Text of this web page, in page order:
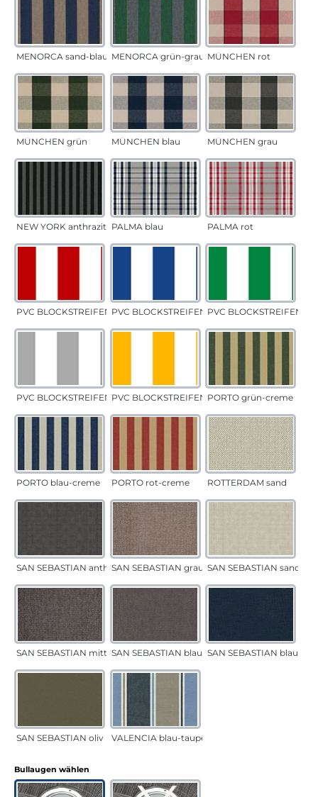
MENORCA sand-blau MENORCA grün-grau MÜNCHEN rot
MÜNCHEN grün MÜNCHEN blau MÜNCHEN grau
NEW YORK anthrazit PALMA blau PALMA rot
PVC BLOCKSTREIFEN rotPVC BLOCKSTREIFEN blauPVC BLOCKSTREIFEN
PVC BLOCKSTREIFEN grauPVC BLOCKSTREIFEN gelbPORTO grün-creme
PORTO blau-creme PORTO rot-creme ROTTERDAM sand
SAN SEBASTIAN anthrazitSAN SEBASTIAN grau-sandSAN SEBASTIAN sand
SAN SEBASTIAN mittelgrauSAN SEBASTIAN blau-sandSAN SEBASTIAN blau
SAN SEBASTIAN oliv VALENCIA blau-taupe
Bullaugen wählen